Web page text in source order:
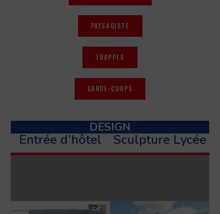
PAYSAGISTE
TRAPPES
GARDE-CORPS
DESIGN
Entrée d’hôtel Sculpture Lycée